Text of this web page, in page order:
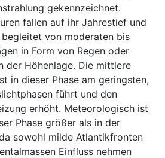
gekennzeichnet.
fallen auf ihr Jahrestief und
von moderaten bis
in Form von Regen oder
der Höhenlage. Die mittlere
in dieser Phase am geringsten,
führt und den
erhöht. Meteorologisch ist
Phase größer als in der
sowohl milde Atlantikfronten
Einfluss nehmen